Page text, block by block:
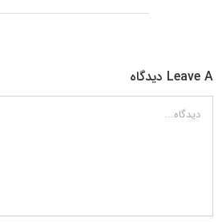
Leave A دیدگاه
دیدگاه